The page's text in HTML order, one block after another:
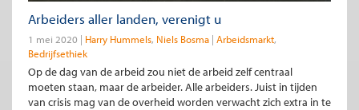
Arbeiders aller landen, verenigt u
1 mei 2020 Harry Hummels Niels Bosma Arbeidsmarkt
Bedrijfsethiek
Op de dag van de arbeid zou niet de arbeid zelf centraal
moeten staan, maar de arbeider. Alle arbeiders. Juist in tijden
van crisis mag van de overheid worden verwacht zich extra in te